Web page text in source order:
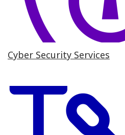
Cyber Security Services